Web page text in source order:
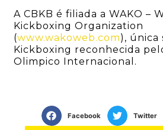
A CBKB é filiada a WAKO –
Kickboxing Organization
(www.wakoweb.com), única
Kickboxing reconhecida
Olimpico Internacional.
Facebook Twitter